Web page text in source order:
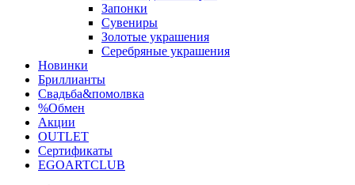
Запонки
Сувениры
Золотые украшения
Серебряные украшения
Новинки
Бриллианты
Свадьба&помолвка
%Обмен
Акции
OUTLET
Сертификаты
EGOARTCLUB